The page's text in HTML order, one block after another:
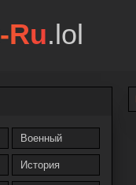
Военный
История
Ru.lol